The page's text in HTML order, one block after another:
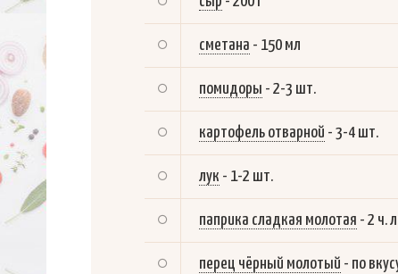
сметана - 150 мл
помидоры - 2-3 шт.
картофель отварной - 3-4 шт.
лук - 1-2 шт.
паприка сладкая молотая - 2 ч.
перец чёрный молотый - по